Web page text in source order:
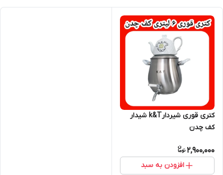
کتری قوری شیردارk&T شیدار
کف چدن
2,900,000
افزودن به سبد